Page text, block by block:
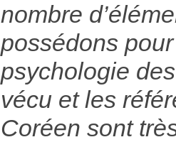
nombre
possédons
psychologie
vécu et les
Coréen sont